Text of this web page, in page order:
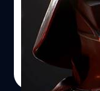
มาดูคลิปมหาสงค
เต็มทั้งรูปแบบกา
วงศกร ปฐมชัยวัฒน์